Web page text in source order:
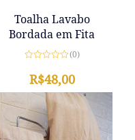
Toalha Lavabo
Bordada em Fita
de
5
(0)
R$48,00